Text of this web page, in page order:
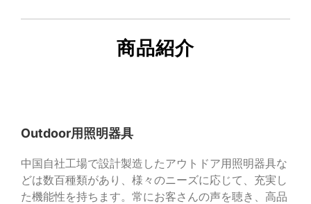
商品紹介
Outdoor用照明器具
中国自社工場で設計製造したアウトドア用照明器具な
どは数百種類があり、様々のニーズに応じて、充実し
た機能性を持ちます。常にお客さんの声を聴き、高品